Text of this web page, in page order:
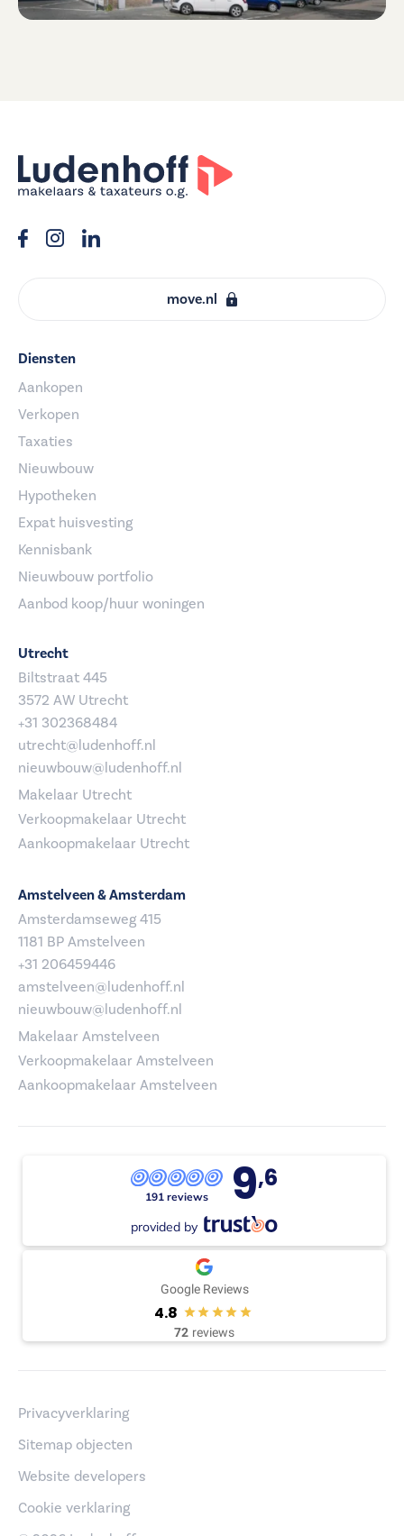
move.nl
Diensten
Aankopen
Verkopen
Taxaties
Nieuwbouw
Hypotheken
Expat huisvesting
Kennisbank
Nieuwbouw portfolio
Aanbod koop/huur woningen
Utrecht
Biltstraat 445
3572 AW Utrecht
+31 302368484
utrecht@ludenhoff.nl
nieuwbouw@ludenhoff.nl
Makelaar Utrecht
Verkoopmakelaar Utrecht
Aankoopmakelaar Utrecht
Amstelveen & Amsterdam
Amsterdamseweg 415
1181 BP Amstelveen
+31 206459446
amstelveen@ludenhoff.nl
nieuwbouw@ludenhoff.nl
Makelaar Amstelveen
Verkoopmakelaar Amstelveen
Aankoopmakelaar Amstelveen
191 reviews 9,6
provided by
Google Reviews
4.8
72 reviews
Privacyverklaring
Sitemap objecten
Website developers
Cookie verklaring